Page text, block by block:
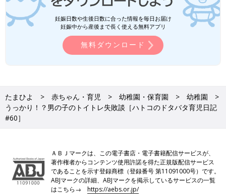
妊娠日数や生後日数に合った情報を毎日お届け
妊娠中から産後まで長く使える無料アプリ
無料ダウンロード
たまひよ 赤ちゃん・育児 幼稚園・保育園
幼稚園
うっかり！？男の子のトイトレ失敗談［ハトコのドタバタ育児日記
#60］
ＡＢＪマークは、この電子書店・電子書籍配信サービスが、
著作権者からコンテンツ使用許諾を得た正規版配信サービス
であることを示す登録商標（登録番号 第11091000号）です。
ABJマークの詳細、ABJマークを掲示しているサービスの一覧
はこちら→https://aebs.or.jp/